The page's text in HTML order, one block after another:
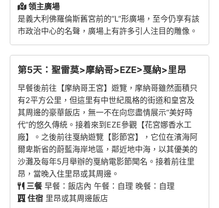
領主廣場
是義大利佛羅倫斯舊宮前的“L”形廣場，至今仍享有該
市政治中心的名聲，廣場上有許多引人注目的雕像。
第5天：聖雷莫>摩納哥>EZE>戛納>里昂
早餐後前往【摩納哥王宮】遊覽，摩納哥雖然面積只
有2平方公里，但這里有中世紀風格的街道和皇宮及
其周邊的豪華飯店，無一不在向您盡情展示“美好時
代”的悠久傳統。接着來到EZE參觀【花宮娜香水工
廠】。之後前往戛納遊覽【影節宮】，它位在濱海阿
爾卑斯省的蔚藍海岸地區，鄰近地中海，以其優美的
沙灘及每年5月舉辦的戛納電影節聞名。接着前往里
昂，當晚入住里昂或其周邊。
三餐早餐：飯店內 午餐：自理 晚餐：自理
住宿 里昂或其周邊飯店